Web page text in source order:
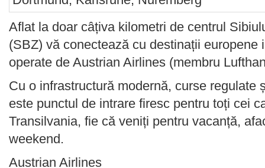
Aflat la doar câțiva kilometri de centrul
(SBZ) vă conectează cu destinații europene
operate de Austrian Airlines (membru
Cu o infrastructură modernă, curse regulate
este punctul de intrare firesc pentru toți cei
Transilvania, fie că veniți pentru vacanță,
weekend.
Austrian Airlines